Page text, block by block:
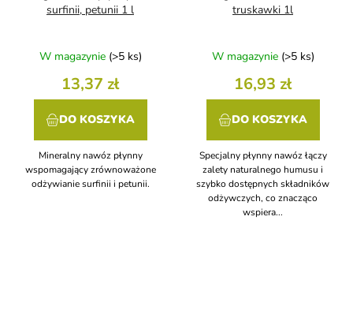
surfinii, petunii 1 l
W magazynie (>5 ks)
13,37 zł
DO KOSZYKA
Mineralny nawóz płynny
wspomagający zrównoważone
odżywianie surfinii i petunii.
truskawki 1l
W magazynie (>5 ks)
16,93 zł
DO KOSZYKA
Specjalny płynny nawóz łączy
zalety naturalnego humusu i
szybko dostępnych składników
odżywczych, co znacząco
wspiera...